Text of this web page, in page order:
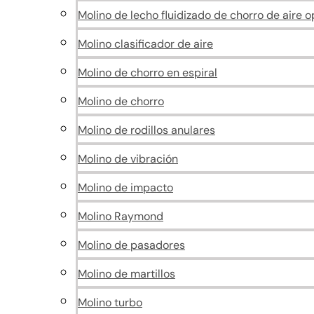
Molino de lecho fluidizado de chorro de aire
Molino clasificador de aire
Molino de chorro en espiral
Molino de chorro
Molino de rodillos anulares
Molino de vibración
Molino de impacto
Molino Raymond
Molino de pasadores
Molino de martillos
Molino turbo